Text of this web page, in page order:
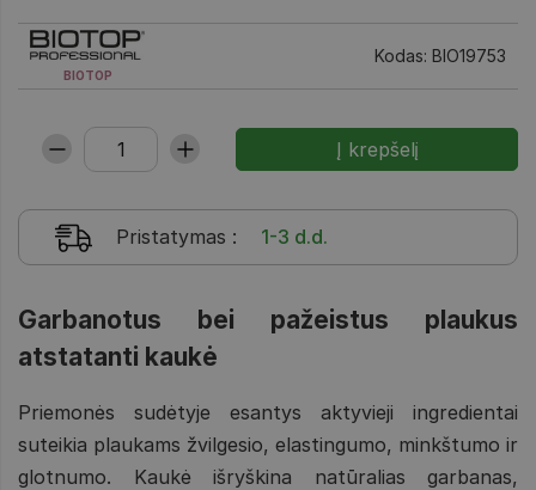
BIOTOP
Kodas: BIO19753
Pristatymas : 1-3 d.d.
Garbanotus bei pažeistus plaukus
atstatanti kaukė
Priemonės sudėtyje esantys aktyvieji ingredientai
suteikia plaukams žvilgesio, elastingumo, minkštumo ir
glotnumo. Kaukė išryškina natūralias garbanas,